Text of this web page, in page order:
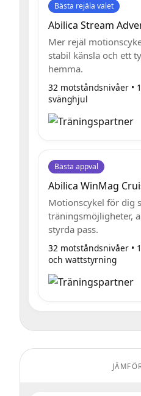
Bästa rejäla valet
Abilica Stream
Mer rejäl
stabil känsla och ett
hemma.
32 motståndsnivåer •
svänghjul
Bästa appval
Abilica WinMag
Motionscykel för dig
träningsmöjligheter,
styrda pass.
32 motståndsnivåer •
och wattstyrning